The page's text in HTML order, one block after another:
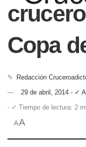
Copa
✎
Redacción
29 de abril, 2014 - ✓
- ✓ Tiempo de lectura: 2
AA